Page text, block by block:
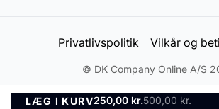
LÆG I KURV250,00 kr.500,00 kr.
Privatlivspolitik Vilkår og
© DK Company Online A/S